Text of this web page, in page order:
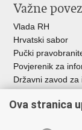
Važne
Vlada RH
Hrvatski sabor
Pučki
Povjerenik za
Državni zavod
HAKOM
Ova stranica